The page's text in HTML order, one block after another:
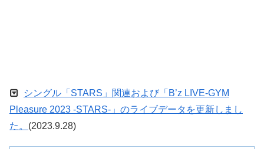
シングル「STARS」関連および「B’z LIVE-GYM
Pleasure 2023 -STARS-」のライブデータを更新しまし
た。 (2023.9.28)